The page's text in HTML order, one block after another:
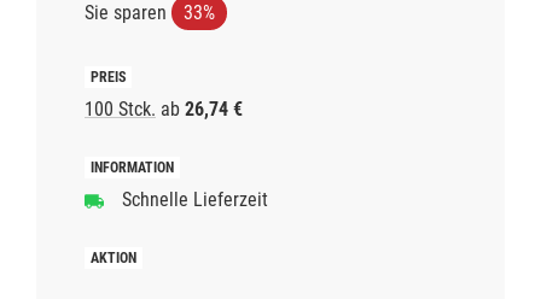
Sie sparen 33%
100 Stck. ab 26,74 €
Schnelle Lieferzeit